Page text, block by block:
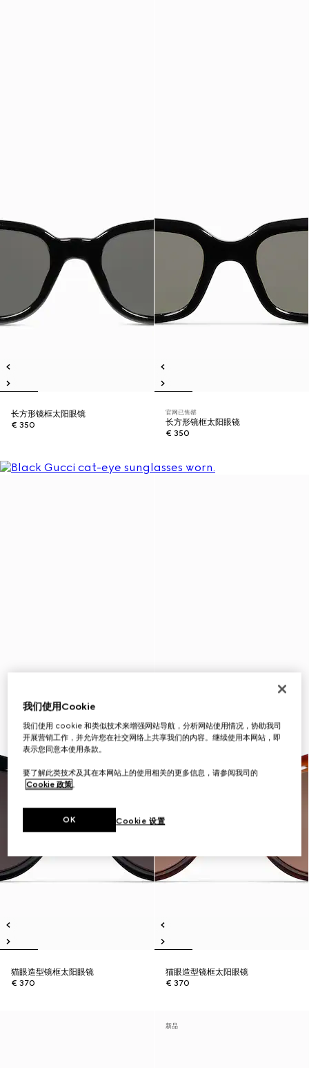
长方形镜框太阳眼镜
€ 350
官网已售罄
长方形镜框太阳眼镜
€ 350
猫眼造型镜框太阳眼镜
€ 370
猫眼造型镜框太阳眼镜
€ 370
新品
我们使用Cookie
我们使用 cookie 和类似技术来增强网站导航，分析网站使用情况，协助我司
开展营销工作，并允许您在社交网络上共享我们的内容。继续使用本网站，即
表示您同意本使用条款。
要了解此类技术及其在本网站上的使用相关的更多信息，请参阅我司的
Cookie 政策。
Cookie 设置
OK